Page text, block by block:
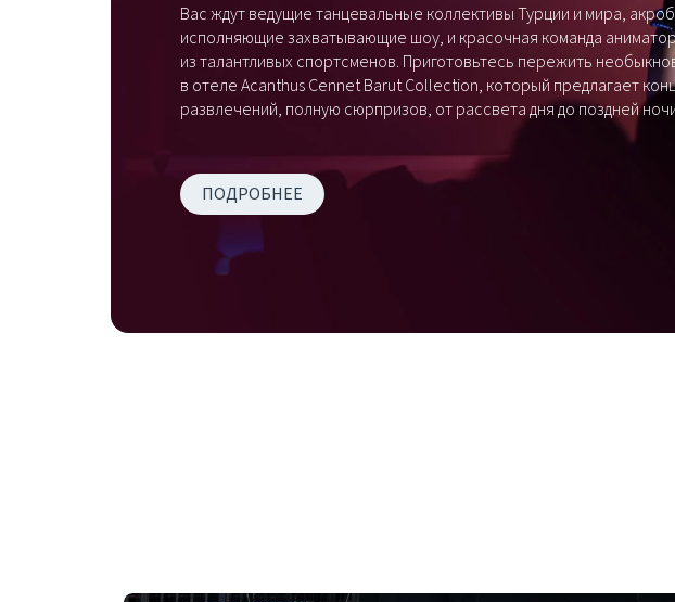
Вас ждут ведущие танцевальные коллективы Турции и мира,
исполняющие захватывающие шоу, и красочная команда
из талантливых спортсменов. Приготовьтесь пережить
в отеле Acanthus Cennet Barut Collection, который предлагает
развлечений, полную сюрпризов, от рассвета дня до поздней
ПОДРОБНЕЕ